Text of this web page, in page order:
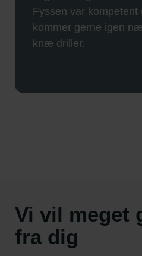
Fyssen var kompetent
kommer gerne igen
knæ driller.
Vi vil meget
fra dig